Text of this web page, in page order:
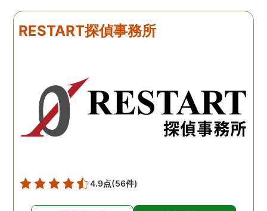
ました。うれしくてお互い
に涙の再会でした。 対応し
玉総合情報事務所さんに依
頼させていただき本当に良
かったです。
にも関わらず、相談員の
明な点が全くないほどし
かりと説明をしてくれま
た。調査では夫が不倫相
の自宅に頻繁に訪れる様
務所に関しても調べてく
RESTART探偵事務所
4.9点(56件)